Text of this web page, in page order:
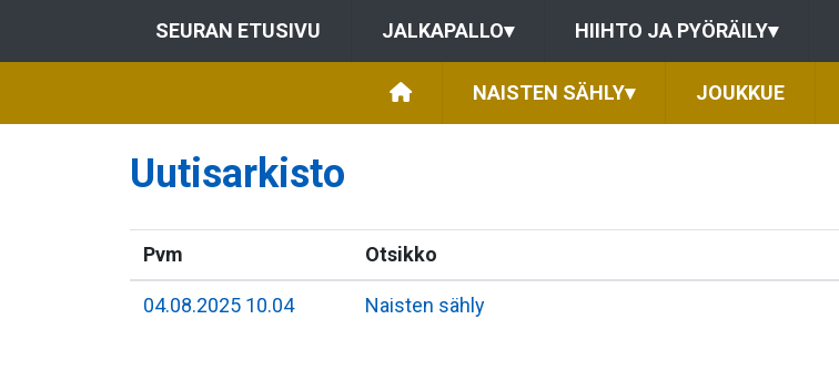
SEURAN ETUSIVU JALKAPALLO▾ HIIHTO JA PYÖRÄILY▾
NAISTEN SÄHLY▾ JOUKKUE
Uutisarkisto
Pvm Otsikko
04.08.2025 10.04 Naisten sähly